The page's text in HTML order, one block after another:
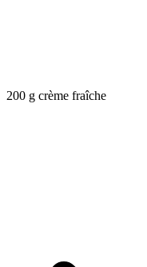
200 g crème fraîche